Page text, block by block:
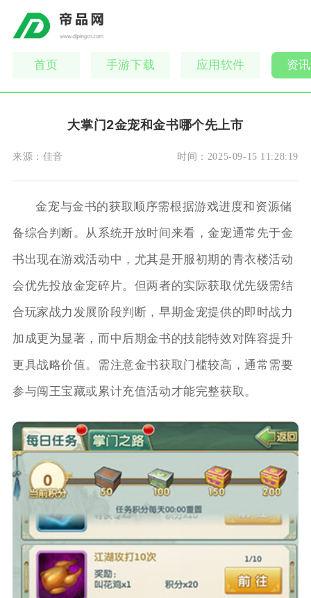
首页 手游下载 应用软件 资
大掌门2金宠和金书哪个先上市
来源： 佳音 时间： 2025-09-15 11:28:19
金宠与金书的获取顺序需根据游戏进度和资源储
备综合判断。从系统开放时间来看，金宠通常先于金
书出现在游戏活动中，尤其是开服初期的青衣楼活动
会优先投放金宠碎片。但两者的实际获取优先级需结
合玩家战力发展阶段判断，早期金宠提供的即时战力
加成更为显著，而中后期金书的技能特效对阵容提升
更具战略价值。需注意金书获取门槛较高，通常需要
参与闯王宝藏或累计充值活动才能完整获取。